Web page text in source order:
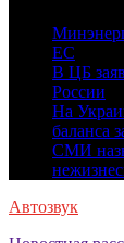
ЕС
В ЦБ
России
На
баланса
СМИ
Автозвук